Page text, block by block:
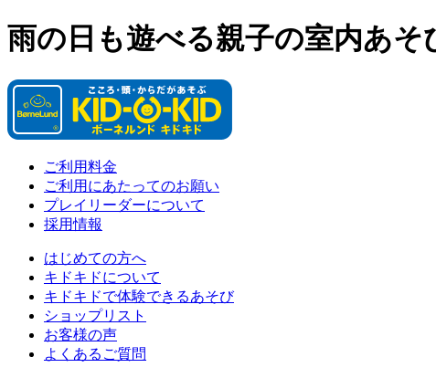
雨の日も遊べる親子の室内あそ
ご利用料金
ご利用にあたってのお願い
プレイリーダーについて
採用情報
はじめての方へ
キドキドについて
キドキドで体験できるあそび
ショップリスト
お客様の声
よくあるご質問